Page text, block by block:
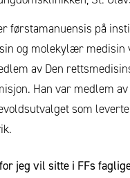
førstamanuensis på
og molekylær medisin
av Den
Han var medlem av
som
jeg vil sitte i FFs